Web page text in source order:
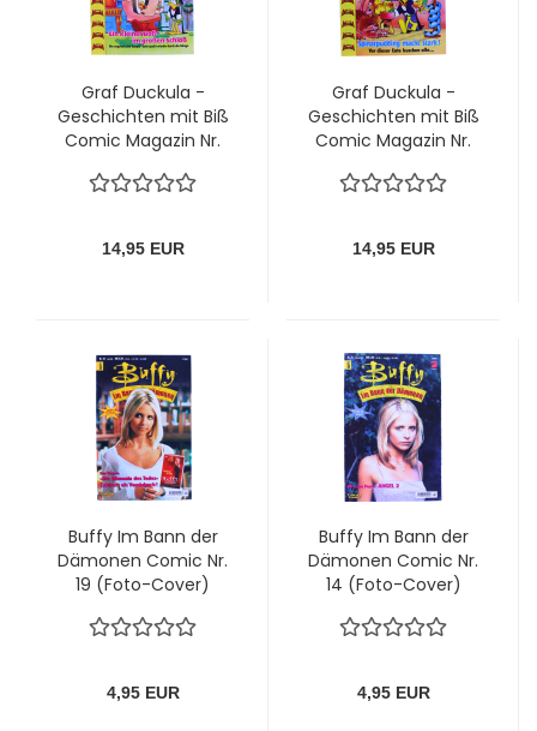
Graf Duckula -
Geschichten mit Biß
Comic Magazin Nr.
grossen Schloss von
14,95 EUR
Graf Duckula -
Geschichten mit Biß
Comic Magazin Nr.
macht stark!von
14,95 EUR
Buffy Im Bann der
Dämonen Comic Nr.
19 (Foto-Cover)
4,95 EUR
Buffy Im Bann der
Dämonen Comic Nr.
14 (Foto-Cover)
4,95 EUR